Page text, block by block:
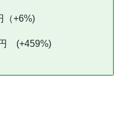
（+6%)
(+459%)